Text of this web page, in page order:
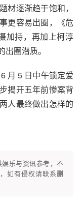
材逐渐趋于饱和，
更容易出圈，《危
加持，再加上柯淳
圈潜质。
月 5 日中午锁定爱
揭开五年前惨案背
人最终做出怎样的
乐与资讯参考，不
如有侵权请联系删